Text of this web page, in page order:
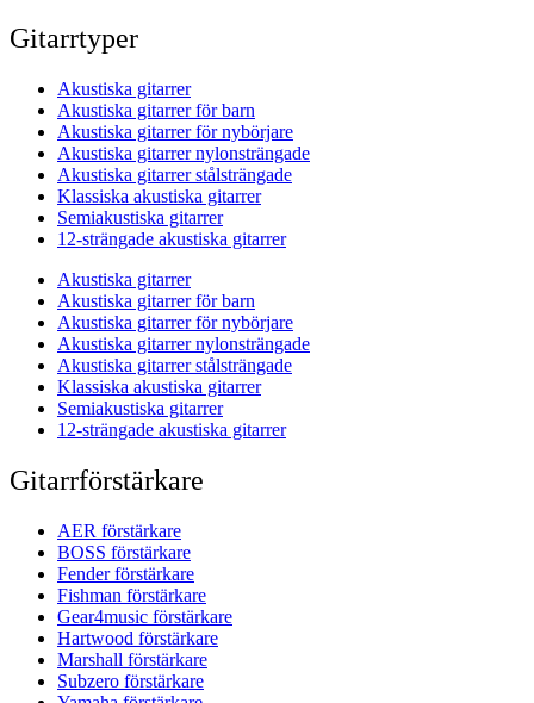
Gitarrtyper
Akustiska gitarrer
Akustiska gitarrer för barn
Akustiska gitarrer för nybörjare
Akustiska gitarrer nylonsträngade
Akustiska gitarrer stålsträngade
Klassiska akustiska gitarrer
Semiakustiska gitarrer
12-strängade akustiska gitarrer
Akustiska gitarrer
Akustiska gitarrer för barn
Akustiska gitarrer för nybörjare
Akustiska gitarrer nylonsträngade
Akustiska gitarrer stålsträngade
Klassiska akustiska gitarrer
Semiakustiska gitarrer
12-strängade akustiska gitarrer
Gitarrförstärkare
AER förstärkare
BOSS förstärkare
Fender förstärkare
Fishman förstärkare
Gear4music förstärkare
Hartwood förstärkare
Marshall förstärkare
Subzero förstärkare